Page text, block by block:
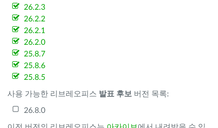
26.2.3
26.2.2
26.2.1
26.2.0
25.8.7
25.8.6
25.8.5
사용 가능한 리브레오피스 발표 후보 버전 목록:
26.8.0